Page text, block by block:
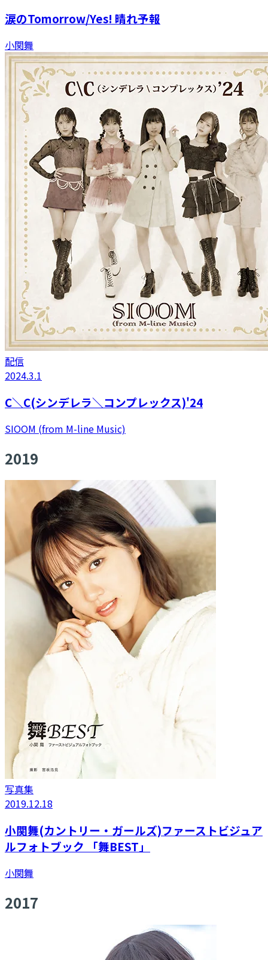
涙のTomorrow/Yes! 晴れ予報
小関舞
配信
2024.3.1
C＼C(シンデレラ＼コンプレックス)'24
SIOOM (from M-line Music)
2019
写真集
2019.12.18
小関舞(カントリー・ガールズ)ファーストビジュア
ルフォトブック 「舞BEST」
小関舞
2017